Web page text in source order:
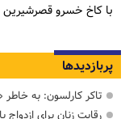
با کاخ خسرو قصرشیرین
پربازدیدها
تاکر کارلسون: به
رقابت زنان برای